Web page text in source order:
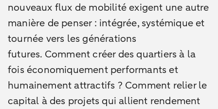
nouveaux flux de mobilité exigent une autre
manière de penser : intégrée, systémique et
tournée vers les générations
futures. Comment créer des quartiers à la
fois économiquement performants et
humainement attractifs ? Comment relier le
capital à des projets qui allient rendement